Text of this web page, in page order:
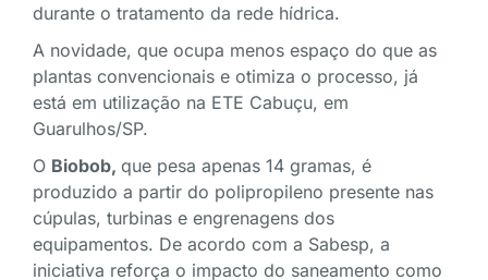
durante o tratamento da rede hídrica.
A novidade, que ocupa menos espaço do que as
plantas convencionais e otimiza o processo, já
está em utilização na ETE Cabuçu, em
Guarulhos/SP.
O Biobob, que pesa apenas 14 gramas, é
produzido a partir do polipropileno presente nas
cúpulas, turbinas e engrenagens dos
equipamentos. De acordo com a Sabesp, a
iniciativa reforça o impacto do saneamento como